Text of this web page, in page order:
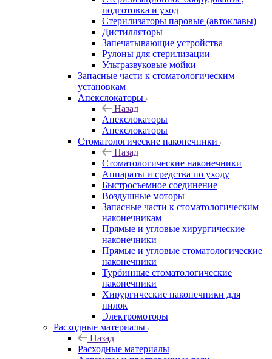
подготовка и уход
Стерилизаторы паровые (автоклавы)
Дистилляторы
Запечатывающие устройства
Рулоны для стерилизации
Ультразвуковые мойки
Запасные части к стоматологическим
установкам
Апекслокаторы
Назад
Апекслокаторы
Апекслокаторы
Стоматологические наконечники
Назад
Стоматологические наконечники
Аппараты и средства по уходу
Быстросъемное соединение
Воздушные моторы
Запасные части к стоматологическим
наконечникам
Прямые и угловые хирургические
наконечники
Прямые и угловые стоматологические
наконечники
Турбинные стоматологические
наконечники
Хирургические наконечники для
пилок
Электромоторы
Расходные материалы
Назад
Расходные материалы